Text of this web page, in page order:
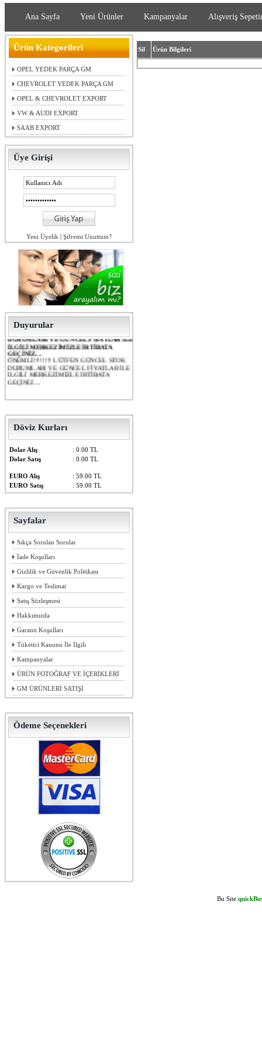
Ana Sayfa Yeni Ürünler Kampanyalar Alışveriş
Ürün Kategorileri
OPEL YEDEK PARÇA GM
CHEVROLET YEDEK PARÇA GM
OPEL & CHEVROLET EXPORT
VW & AUDI EXPORT
SAAB EXPORT
Üye Girişi
Yeni Üyelik | Şifremi Unuttum?
Duyurular
ÖNEMLİ!!!!!!!! LÜTFEN GÜNCEL STOK
DURUMLARI VE GÜNCEL FİYATLAR İLE
İLGİLİ MERKEZİMİZLE İRTİBATA
GEÇİNİZ....
ÖNEMLİ!!!!!!!! LÜTFEN GÜNCEL STOK
DURUMLARI VE GÜNCEL FİYATLAR İLE
İLGİLİ MERKEZİMİZLE İRTİBATA
GEÇİNİZ....
Döviz Kurları
Dolar Alış
: 0.00 TL
Dolar Satış
: 0.00 TL
EURO Alış
: 59.00 TL
EURO Satış
: 59.00 TL
Sayfalar
Sıkça Sorulan Sorular
İade Koşulları
Gizlilik ve Güvenlik Politikası
Kargo ve Teslimat
Satış Sözleşmesi
Hakkımızda
Garanti Koşulları
Tüketici Kanunu İle İlgili
Kampanyalar
ÜRÜN FOTOĞRAF VE İÇERİKLERİ
GM ÜRÜNLERİ SATIŞI
Ödeme Seçenekleri
Sil Ürün Bilgileri
Bu Site